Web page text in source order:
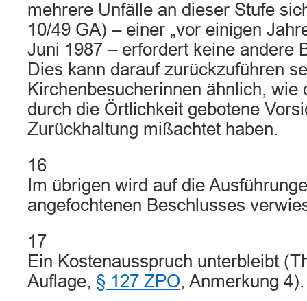
mehrere Unfälle an dieser Stufe
10/49 GA) – einer „vor einigen
Juni 1987 – erfordert keine andere
Dies kann darauf zurückzuführen
Kirchenbesucherinnen ähnlich, wie
durch die Örtlichkeit gebotene
Zurückhaltung mißachtet haben.
16
Im übrigen wird auf die
angefochtenen Beschlusses
17
Ein Kostenausspruch unterbleibt
Auflage, § 127 ZPO, Anmerkung 4).